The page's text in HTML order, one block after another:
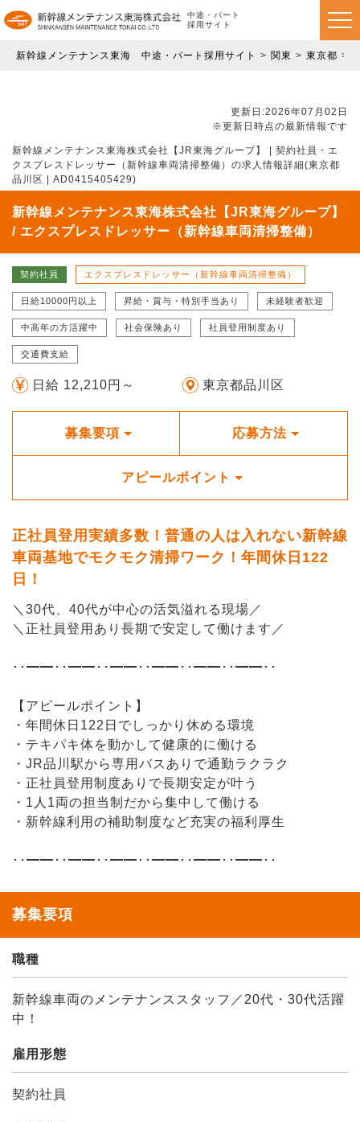
中途・パート
採用サイト
新幹線メンテナンス東海 中途・パート採用サイト 関東 東京都
更新日:2026年07月02日
※更新日時点の最新情報です
新幹線メンテナンス東海株式会社【JR東海グループ】 | 契約社員・エ
クスプレスドレッサー（新幹線車両清掃整備）の求人情報詳細(東京都
品川区 | AD0415405429)
新幹線メンテナンス東海株式会社【JR東海グループ】
/ エクスプレスドレッサー（新幹線車両清掃整備）
契約社員 エクスプレスドレッサー（新幹線車両清掃整備）
日給10000円以上 昇給・賞与・特別手当あり 未経験者歓迎
中高年の方活躍中 社会保険あり 社員登用制度あり
交通費支給
日給 12,210円～ 東京都品川区
募集要項 応募方法
アピールポイント
正社員登用実績多数！普通の人は入れない新幹線
車両基地でモクモク清掃ワーク！年間休日122
日！
＼30代、40代が中心の活気溢れる現場／
＼正社員登用あり長期で安定して働けます／
･･━━･･━━･･━━･･━━･･━━･･━━･･
【アピールポイント】
・年間休日122日でしっかり休める環境
・テキパキ体を動かして健康的に働ける
・JR品川駅から専用バスありで通勤ラクラク
・正社員登用制度ありで長期安定が叶う
・1人1両の担当制だから集中して働ける
・新幹線利用の補助制度など充実の福利厚生
･･━━･･━━･･━━･･━━･･━━･･━━･･
募集要項
職種
新幹線車両のメンテナンススタッフ／20代・30代活躍
中！
雇用形態
契約社員